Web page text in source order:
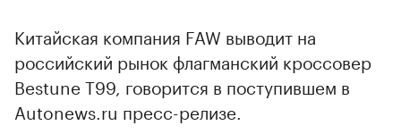
Китайская компания FAW выводит на
российский рынок флагманский кроссовер
Bestune T99, говорится в поступившем в
Autonews.ru пресс-релизе.